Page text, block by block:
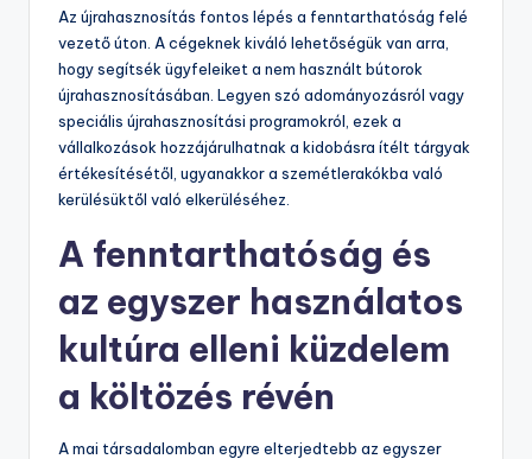
Az újrahasznosítás fontos lépés a fenntarthatóság felé
vezető úton. A cégeknek kiváló lehetőségük van arra,
hogy segítsék ügyfeleiket a nem használt bútorok
újrahasznosításában. Legyen szó adományozásról vagy
speciális újrahasznosítási programokról, ezek a
vállalkozások hozzájárulhatnak a kidobásra ítélt tárgyak
értékesítésétől, ugyanakkor a szemétlerakókba való
kerülésüktől való elkerüléséhez.
A fenntarthatóság és
az egyszer használatos
kultúra elleni küzdelem
a költözés révén
A mai társadalomban egyre elterjedtebb az egyszer